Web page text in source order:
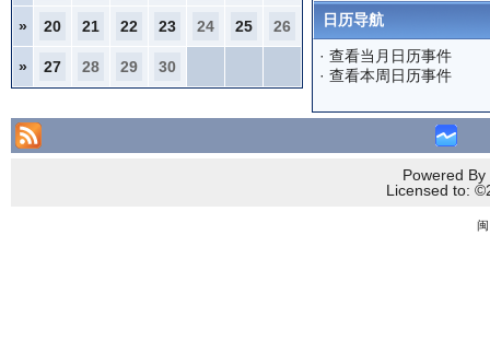
» 20 21 22 23 24 25 26
» 27 28 29 30
日历导航
· 查看当月日历事件
· 查看本周日历事件
Powered
Licensed to: